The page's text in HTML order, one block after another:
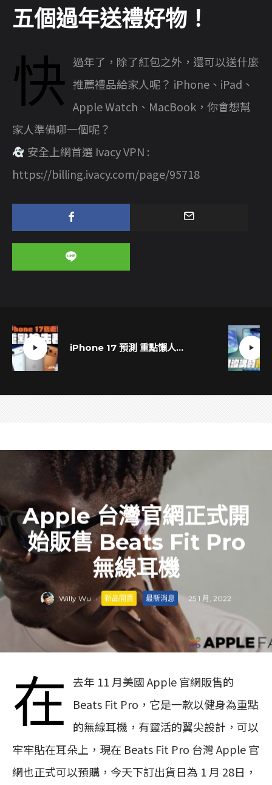
五個過年送禮好物！
快 過年了，除了紅包之外，還可以送什麼
推薦禮品給家人呢？ iPhone、iPad、
Apple Watch、MacBook，你會想幫
家人準備哪一個呢？
安全上網首選 Ivacy VPN :
https://billing.ivacy.com/page/95718
iPhone 17 預測 重點懶人包！十大亮點一次掌握
Apple 台灣官網正式開
始販售 Beats Fit Pro
無線耳機
Willy Wu · 新品開賣 最新消息 · 25 1 月, 2022
在 去年 11 月美國 Apple 官網販售的
Beats Fit Pro，它是一款以健身為重點
的無線耳機，有靈活的翼尖設計，可以
牢牢貼在耳朵上，現在 Beats Fit Pro 台灣 Apple 官
網也正式可以預購，今天下訂出貨日為 1 月 28日，